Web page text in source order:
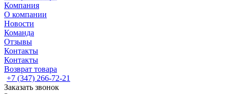
Компания
О компании
Новости
Команда
Отзывы
Контакты
Контакты
Возврат товара
+7 (347) 266-72-21
Заказать звонок